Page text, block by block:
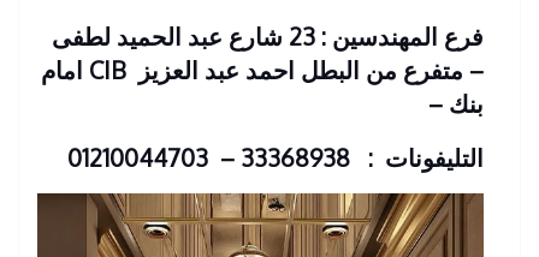
فرع المهندسين : 23 شارع عبد الحميد لطفى
– متفرع من البطل احمد عبد العزيز
CIB امام
بنك –
التليفونات : 33368938 – 01210044703